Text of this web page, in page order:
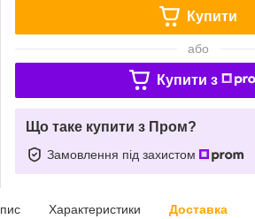
Купити
або
Купити з
Що таке купити з Пром?
Замовлення під захистом
Характеристики Доставка